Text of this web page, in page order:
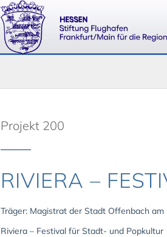
Projekt 200
RIVIERA –
Träger: Magistrat der Stadt Offenbach am
Riviera – Festival für Stadt- und Popkultur